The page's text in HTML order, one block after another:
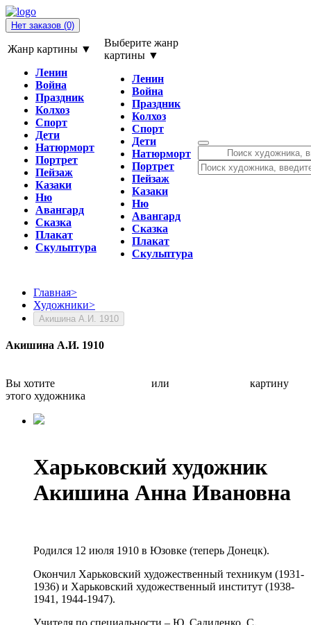
Нет заказов (0)
Жанр картины ▼
Ленин
Война
Праздник
Колхоз
Спорт
Дети
Натюрморт
Портрет
Пейзаж
Казаки
Ню
Авангард
Сказка
Плакат
Скульптура
Выберите жанр
картины ▼
Ленин
Война
Праздник
Колхоз
Спорт
Дети
Натюрморт
Портрет
Пейзаж
Казаки
Ню
Авангард
Сказка
Плакат
Скульптура
Главная>
Художники>
Акишина А.И. 1910
Акишина А.И. 1910
Вы хотите или
картину
этого художника
Харьковский художник
Акишина Анна Ивановна
Родился 12 июля 1910 в Юзовке (теперь Донецк).
Окончил Харьковский художественный техникум (1931-
1936) и Харьковский художественный институт (1938-
1941, 1944-1947).
Учителя по специальности – Ю. Садиленко, С.